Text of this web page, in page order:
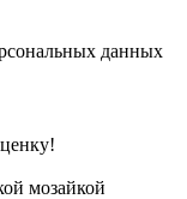
данных
мозайкой